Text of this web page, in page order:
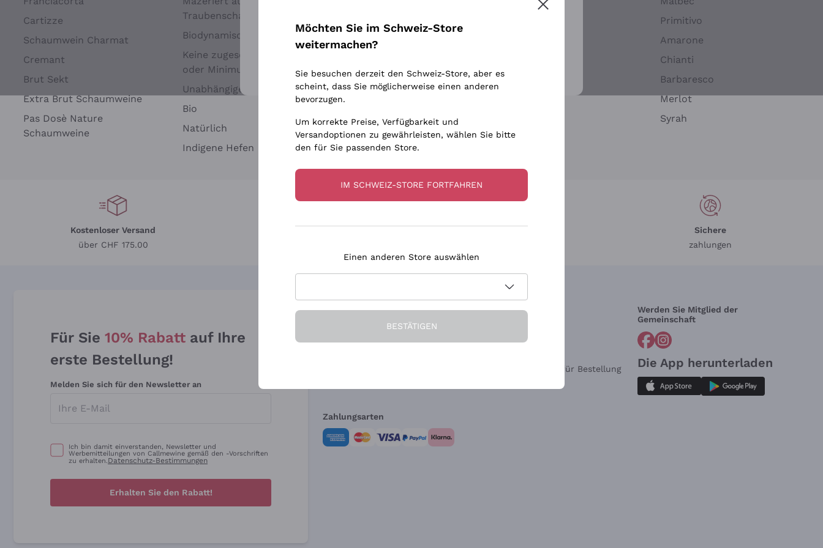
Cartizze
Schaumwein Charmat
Cremant
Brut Sekt
Extra Brut Schaumweine
Pas Dosè Nature
Schaumweine
Traubenschalen
Biodynamisch
Keine zugesetzten Sulfite
oder Minimum
Unabhängige Weinbauern
Bio
Natürlich
Indigene Hefen
Biondi Santi
Argiolas
Zenato
Ca' dei Frati
Chardonnay
Primitivo
Amarone
Chianti
Barbaresco
Merlot
Syrah
Kostenloser Versand
über CHF 175.00
Sichere
zahlungen
Für Sie 10% Rabatt auf Ihre
erste Bestellung!
Melden Sie sich für den Newsletter an
Ich bin damit einverstanden, Newsletter und
Werbemitteilungen von Callmewine gemäß den -Vorschriften
zu erhalten.Datenschutz-Bestimmungen
Erhalten Sie den Rabatt!
Die Firma Brauchen Sie Hilfe?
Widerrufsformular für Bestellung
Werden Sie Mitglied der
Gemeinschaft
Die App herunterladen
Zahlungsarten
Weitere Informationen finden Sie in unserem Datenschutz-Bestimmungen
Möchten Sie im Schweiz-Store
weitermachen?
Sie besuchen derzeit den Schweiz-Store, aber es
scheint, dass Sie möglicherweise einen anderen
bevorzugen.
Um korrekte Preise, Verfügbarkeit und
Versandoptionen zu gewährleisten, wählen Sie bitte
den für Sie passenden Store.
IM SCHWEIZ-STORE FORTFAHREN
Einen anderen Store auswählen
BESTÄTIGEN